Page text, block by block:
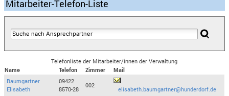
Mitarbeiter-Telefon-Liste
Telefonliste der Mitarbeiter/innen der Verwaltung
Name
Telefon Zimmer
Mail
Baumgartner
Elisabeth
09422
8570-28
002
elisabeth.baumgartner@hunderdorf.de